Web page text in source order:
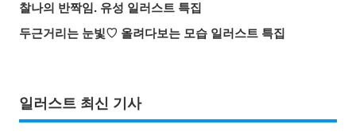
찰나의 반짝임. 유성 일러스트 특집
두근거리는 눈빛♡ 올려다보는 모습 일러스트 특집
일러스트 최신 기사